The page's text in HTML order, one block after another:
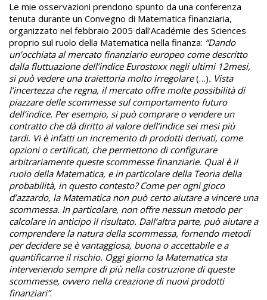
Le mie osservazioni prendono spunto da una conferenza
tenuta durante un Convegno di Matematica finanziaria,
organizzato nel febbraio 2005 dall’Académie des Sciences
proprio sul ruolo della Matematica nella finanza: “Dando
un’occhiata al mercato finanziario europeo come descritto
dalla fluttuazione dell’indice Eurostoxx negli ultimi 12mesi,
si può vedere una traiettoria molto irregolare(…). Vista
l’incertezza che regna, il mercato offre molte possibilità di
piazzare delle scommesse sul comportamento futuro
dell’indice. Per esempio, si può comprare o vendere un
contratto che dà diritto al valore dell’indice sei mesi più
tardi. Vi è infatti un incremento di prodotti derivati, come
opzioni o certificati, che permettono di configurare
arbitrariamente queste scommesse finanziarie. Qual è il
ruolo della Matematica, e in particolare della Teoria della
probabilità, in questo contesto? Come per ogni gioco
d’azzardo, la Matematica non può certo aiutare a vincere una
scommessa. In particolare, non offre nessun metodo per
calcolare in anticipo il risultato. Dall’altra parte, può aiutare a
comprendere la natura della scommessa, fornendo metodi
per decidere se è vantaggiosa, buona o accettabile e a
quantificarne il rischio. Oggi giorno la Matematica sta
intervenendo sempre di più nella costruzione di queste
scommesse, ovvero nella creazione di nuovi prodotti
finanziari”.